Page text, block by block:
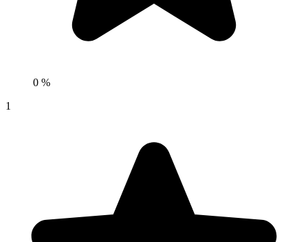
0 %
1